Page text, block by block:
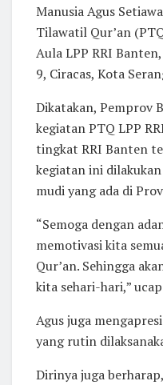
Manusia Agus
Tilawatil Qur’an
Aula LPP RRI
9, Ciracas, Kota
Dikatakan, Pemprov
kegiatan PTQ LPP
tingkat RRI Banten
kegiatan ini
mudi yang ada di
“Semoga dengan
memotivasi kita
Qur’an. Sehingga
kita sehari-hari,”
Agus juga
yang rutin
Dirinya juga